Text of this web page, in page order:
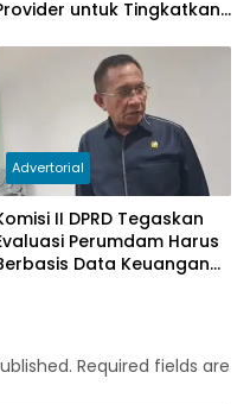
untuk Tingkatkan
Advertorial
II DPRD Tegaskan
Perumdam Harus
Data Keuangan
Required fields are